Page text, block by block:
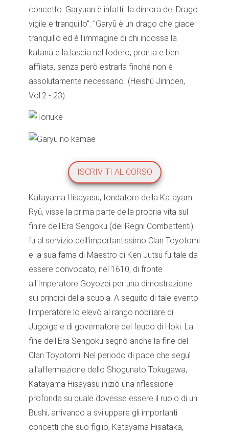
concetto. Garyuan è infatti "la dimora del Drago
vigile e tranquillo": "Garyū è un drago che giace
tranquillo ed è l'immagine di chi indossa la
katana e la lascia nel fodero, pronta e ben
affilata, senza però estrarla finché non è
assolutamente necessario" (Heishū Jirinden,
Vol.2 - 23).
ISCRIVITI AL CORSO
Katayama Hisayasu, fondatore della Katayam
Ryū, visse la prima parte della propria vita sul
finire dell'Era Sengoku (dei Regni Combattenti);
fu al servizio dell'importantissimo Clan Toyotomi
e la sua fama di Maestro di Ken Jutsu fu tale da
essere convocato, nel 1610, di fronte
all'Imperatore Goyozei per una dimostrazione
sui principi della scuola. A seguito di tale evento
l'imperatore lo elevò al rango nobiliare di
Jugoige e di governatore del feudo di Hoki. La
fine dell'Era Sengoku segnò anche la fine del
Clan Toyotomi. Nel periodo di pace che seguì
all'affermazione dello Shogunato Tokugawa,
Katayama Hisayasu iniziò una riflessione
profonda su quale dovesse essere il ruolo di un
Bushi, arrivando a sviluppare gli importanti
concetti che suo figlio, Katayama Hisataka,